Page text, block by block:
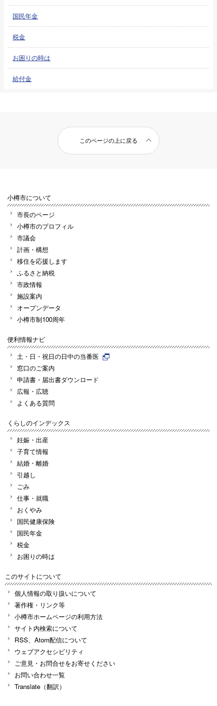
国民年金
税金
お困りの時は
給付金
このページの上に戻る
小樽市について
市長のページ
小樽市のプロフィル
市議会
計画・構想
移住を応援します
ふるさと納税
市政情報
施設案内
オープンデータ
小樽市制100周年
便利情報ナビ
土・日・祝日の日中の当番医
窓口のご案内
申請書・届出書ダウンロード
広報・広聴
よくある質問
くらしのインデックス
妊娠・出産
子育て情報
結婚・離婚
引越し
ごみ
仕事・就職
おくやみ
国民健康保険
国民年金
税金
お困りの時は
このサイトについて
個人情報の取り扱いについて
著作権・リンク等
小樽市ホームページの利用方法
サイト内検索について
RSS、Atom配信について
ウェブアクセシビリティ
ご意見・お問合せをお寄せください
お問い合わせ一覧
Translate（翻訳）